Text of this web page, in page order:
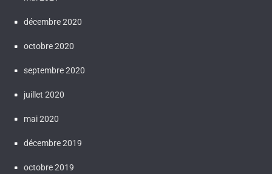
décembre 2020
octobre 2020
septembre 2020
juillet 2020
mai 2020
décembre 2019
octobre 2019